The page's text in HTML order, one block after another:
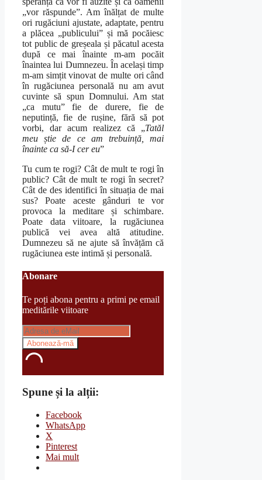
„vor răspunde”. Am înălțat de multe
ori rugăciuni ajustate, adaptate, pentru
a plăcea „publicului” și mă pocăiesc
tot public de greșeala și păcatul acesta
după ce mai înainte m-am pocăit
înaintea lui Dumnezeu. În același timp
m-am simțit vinovat de multe ori când
în rugăciunea personală nu am avut
cuvinte să spun Domnului. Am stat
„ca mutu” fie de durere, fie de
neputință, fie de rușine, fără să pot
vorbi, dar acum realizez că „Tatăl
meu știe de ce am trebuință, mai
înainte ca să-I cer eu”
Tu cum te rogi? Cât de mult te rogi în
public? Cât de mult te rogi în secret?
Cât de des identifici în situația de mai
sus? Poate aceste gânduri te vor
provoca la meditare și schimbare.
Poate data viitoare, la rugăciunea
publică vei avea altă atitudine.
Dumnezeu să ne ajute să învățăm că
rugăciunea este intimă și personală.
Abonare
Te poți abona pentru a primi pe email
meditările viitoare
Spune și la alții:
Facebook
WhatsApp
X
Pinterest
Mai mult